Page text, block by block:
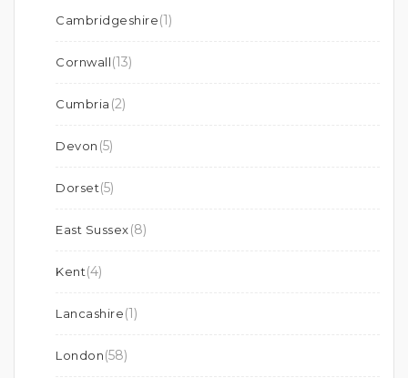
Cambridgeshire(1)
Cornwall(13)
Cumbria (2)
Devon (5)
Dorset(5)
East Sussex(8)
Kent(4)
Lancashire(1)
London(58)